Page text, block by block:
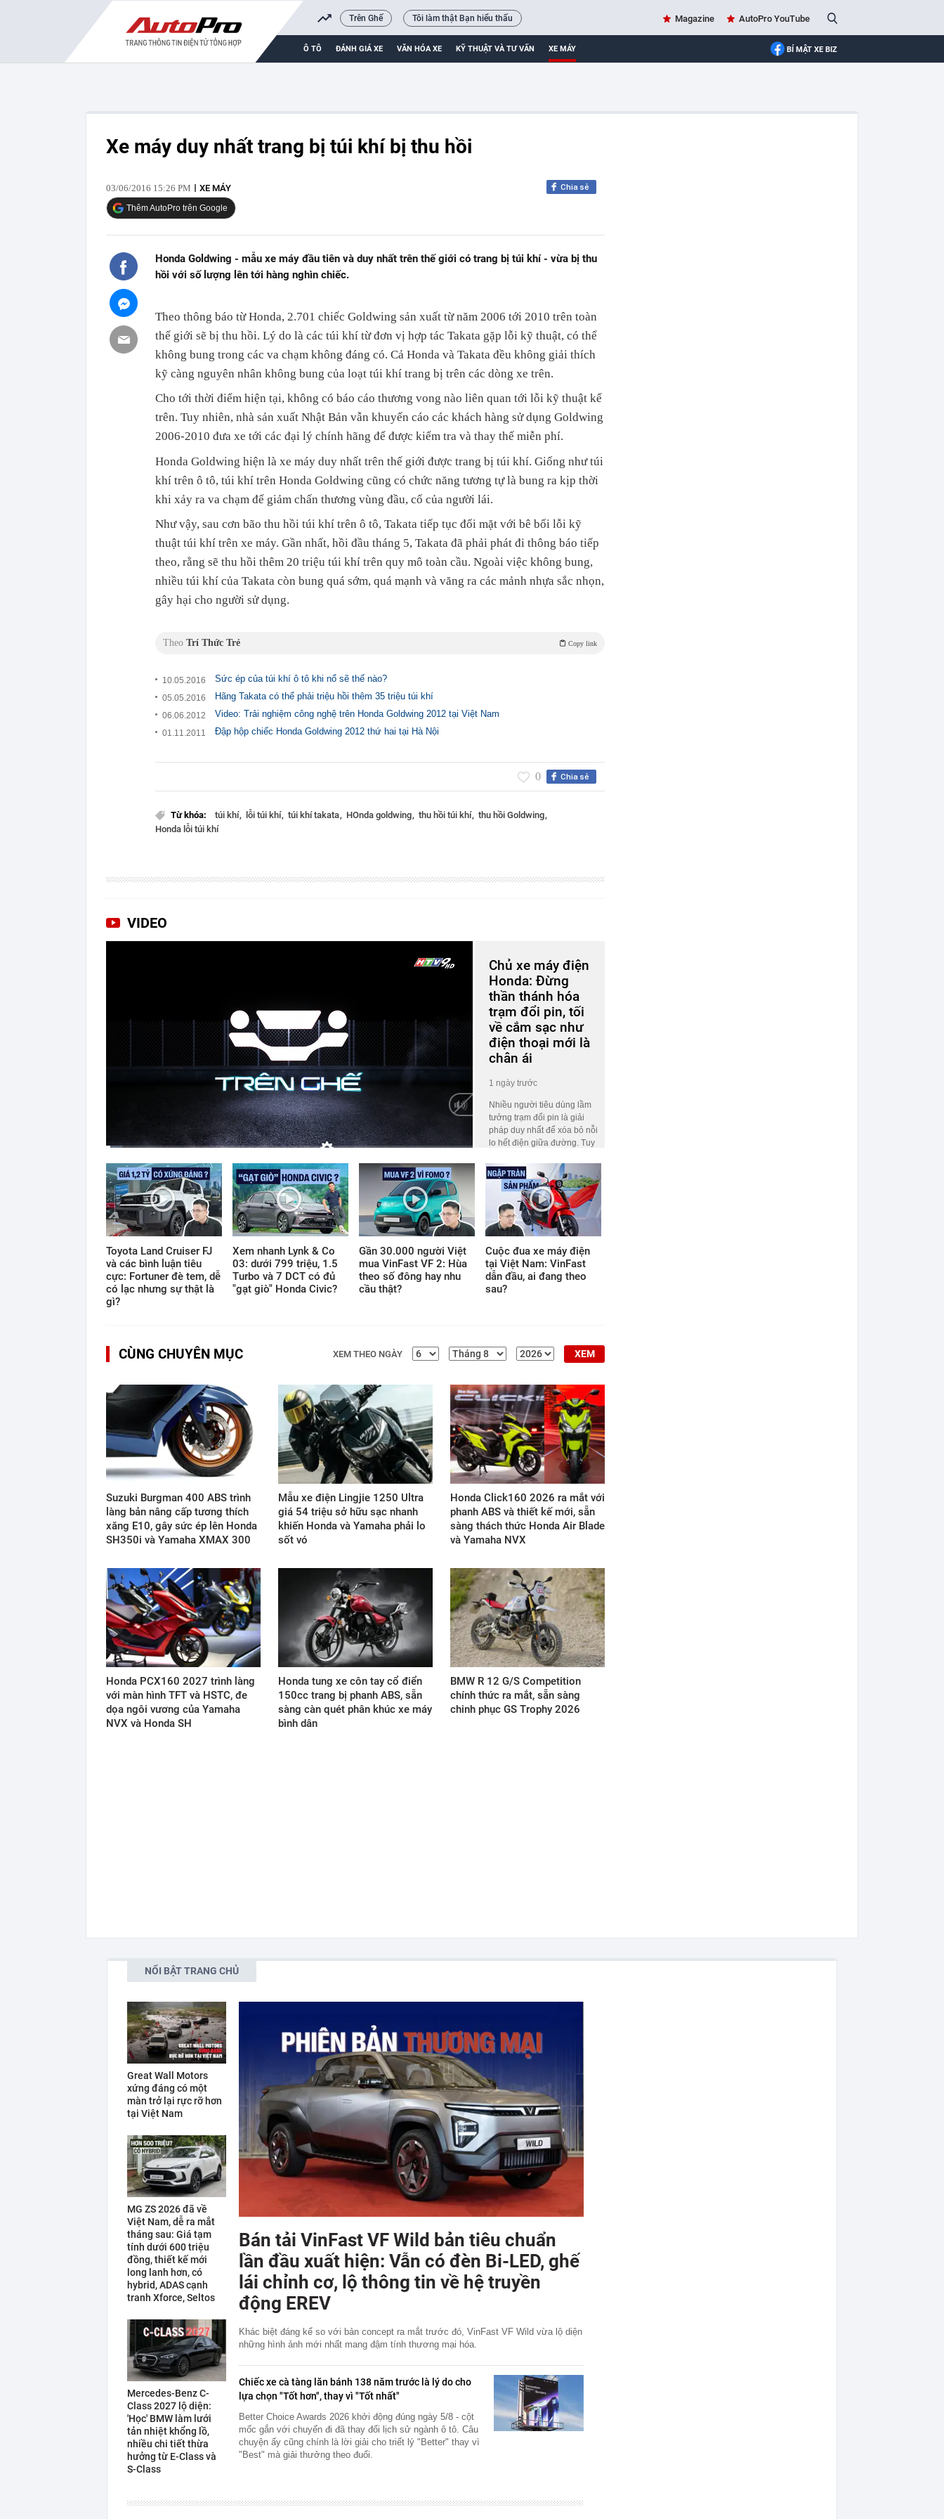
Trên Ghế Tôi làm thật Bạn hiểu thấu Magazine AutoPro YouTube
Ô TÔ ĐÁNH GIÁ XE VĂN HÓA XE KỸ THUẬT VÀ TƯ VẤN XE MÁY BÍ MẬT XE BIZ
Xe máy duy nhất trang bị túi khí bị thu hồi
03/06/2016 15:26 PM XE MÁY Chia sẻ
Thêm AutoPro trên Google
Honda Goldwing - mẫu xe máy đầu tiên và duy nhất trên thế giới có trang bị túi khí - vừa bị thu
hồi với số lượng lên tới hàng nghìn chiếc.
Theo thông báo từ Honda, 2.701 chiếc Goldwing sản xuất từ năm 2006 tới 2010 trên toàn
thế giới sẽ bị thu hồi. Lý do là các túi khí từ đơn vị hợp tác Takata gặp lỗi kỹ thuật, có thể
không bung trong các va chạm không đáng có. Cả Honda và Takata đều không giải thích
kỹ càng nguyên nhân không bung của loạt túi khí trang bị trên các dòng xe trên.
Cho tới thời điểm hiện tại, không có báo cáo thương vong nào liên quan tới lỗi kỹ thuật kể
trên. Tuy nhiên, nhà sản xuất Nhật Bản vẫn khuyến cáo các khách hàng sử dụng Goldwing
2006-2010 đưa xe tới các đại lý chính hãng để được kiểm tra và thay thế miễn phí.
Honda Goldwing hiện là xe máy duy nhất trên thế giới được trang bị túi khí. Giống như túi
khí trên ô tô, túi khí trên Honda Goldwing cũng có chức năng tương tự là bung ra kịp thời
khi xảy ra va chạm để giảm chấn thương vùng đầu, cổ của người lái.
Như vậy, sau cơn bão thu hồi túi khí trên ô tô, Takata tiếp tục đối mặt với bê bối lỗi kỹ
thuật túi khí trên xe máy. Gần nhất, hồi đầu tháng 5, Takata đã phải phát đi thông báo tiếp
theo, rằng sẽ thu hồi thêm 20 triệu túi khí trên quy mô toàn cầu. Ngoài việc không bung,
nhiều túi khí của Takata còn bung quá sớm, quá mạnh và văng ra các mảnh nhựa sắc nhọn,
gây hại cho người sử dụng.
Theo Trí Thức Trẻ Copy link
10.05.2016 Sức ép của túi khí ô tô khi nổ sẽ thế nào?
05.05.2016 Hãng Takata có thể phải triệu hồi thêm 35 triệu túi khí
06.06.2012 Video: Trải nghiệm công nghệ trên Honda Goldwing 2012 tại Việt Nam
01.11.2011 Đập hộp chiếc Honda Goldwing 2012 thứ hai tại Hà Nội
Chia sẻ
0
Từ khóa: túi khí lỗi túi khí túi khí takata HOnda goldwing thu hồi túi khí thu hồi Goldwing
Honda lỗi túi khí
VIDEO
CurrentDuration
Chủ xe máy điện
Honda: Đừng
thần thánh hóa
trạm đổi pin, tối
về cắm sạc như
điện thoại mới là
chân ái
1 ngày trước
Nhiều người tiêu dùng lầm
tưởng trạm đổi pin là giải
pháp duy nhất để xóa bỏ nỗi
lo hết điện giữa đường. Tuy
Thúc Hoàng Linh – người
đang sở hữu nhiều mẫu xe
máy điện của Honda lại có
góc nhìn khác biệt.
Toyota Land Cruiser FJ
và các bình luận tiêu
cực: Fortuner đè tem, dễ
có lạc nhưng sự thật là
gì?
Xem nhanh Lynk & Co
03: dưới 799 triệu, 1.5
Turbo và 7 DCT có đủ
"gạt giò" Honda Civic?
Gần 30.000 người Việt
mua VinFast VF 2: Hùa
theo số đông hay nhu
cầu thật?
Cuộc đua xe máy điện
tại Việt Nam: VinFast
dẫn đầu, ai đang theo
sau?
CÙNG CHUYÊN MỤC XEM THEO NGÀY XEM
Suzuki Burgman 400 ABS trình
làng bản nâng cấp tương thích
xăng E10, gây sức ép lên Honda
SH350i và Yamaha XMAX 300
Mẫu xe điện Lingjie 1250 Ultra
giá 54 triệu sở hữu sạc nhanh
khiến Honda và Yamaha phải lo
sốt vó
Honda Click160 2026 ra mắt với
phanh ABS và thiết kế mới, sẵn
sàng thách thức Honda Air Blade
và Yamaha NVX
Honda PCX160 2027 trình làng
với màn hình TFT và HSTC, đe
dọa ngôi vương của Yamaha
NVX và Honda SH
Honda tung xe côn tay cổ điển
150cc trang bị phanh ABS, sẵn
sàng càn quét phân khúc xe máy
bình dân
BMW R 12 G/S Competition
chính thức ra mắt, sẵn sàng
chinh phục GS Trophy 2026
NỔI BẬT TRANG CHỦ
Great Wall Motors
xứng đáng có một
màn trở lại rực rỡ hơn
tại Việt Nam
MG ZS 2026 đã về
Việt Nam, dễ ra mắt
tháng sau: Giá tạm
tính dưới 600 triệu
đồng, thiết kế mới
long lanh hơn, có
hybrid, ADAS cạnh
tranh Xforce, Seltos
Mercedes-Benz C-
Class 2027 lộ diện:
'Học' BMW làm lưới
tản nhiệt khổng lồ,
nhiều chi tiết thừa
hưởng từ E-Class và
S-Class
Bán tải VinFast VF Wild bản tiêu chuẩn
lần đầu xuất hiện: Vẫn có đèn Bi-LED, ghế
lái chỉnh cơ, lộ thông tin về hệ truyền
động EREV
Khác biệt đáng kể so với bản concept ra mắt trước đó, VinFast VF Wild vừa lộ diện
những hình ảnh mới nhất mang đậm tính thương mại hóa.
Chiếc xe cà tàng lăn bánh 138 năm trước là lý do cho
lựa chọn "Tốt hơn", thay vì "Tốt nhất"
Better Choice Awards 2026 khởi động đúng ngày 5/8 - cột
mốc gắn với chuyến đi đã thay đổi lịch sử ngành ô tô. Câu
chuyện ấy cũng chính là lời giải cho triết lý "Better" thay vì
"Best" mà giải thưởng theo đuổi.